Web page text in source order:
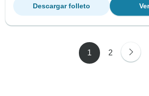
Descargar folleto
1 2